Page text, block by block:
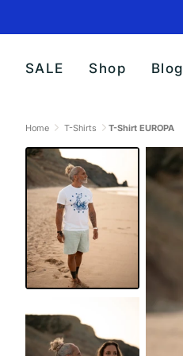
zum
SALE Shop Blog
Home T-Shirts T-Shirt EUROPA